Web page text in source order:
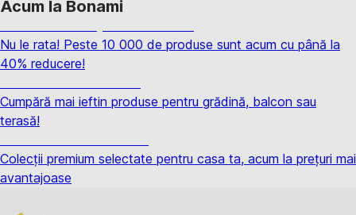
Acum la Bonami
Nu le rata! Peste 10 000 de produse sunt acum cu până la
40% reducere!
Cumpără mai ieftin produse pentru grădină, balcon sau
terasă!
Colecții premium selectate pentru casa ta, acum la prețuri mai
avantajoase